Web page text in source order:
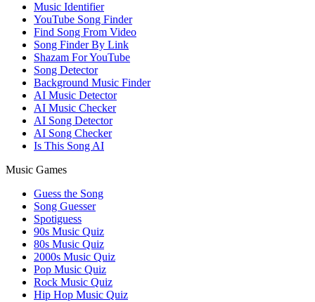
Music Identifier
YouTube Song Finder
Find Song From Video
Song Finder By Link
Shazam For YouTube
Song Detector
Background Music Finder
AI Music Detector
AI Music Checker
AI Song Detector
AI Song Checker
Is This Song AI
Music Games
Guess the Song
Song Guesser
Spotiguess
90s Music Quiz
80s Music Quiz
2000s Music Quiz
Pop Music Quiz
Rock Music Quiz
Hip Hop Music Quiz